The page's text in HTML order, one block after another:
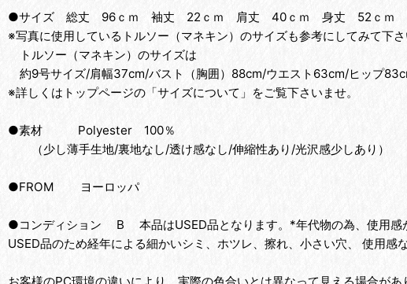
●サイズ 総丈 96ｃｍ 袖丈 22ｃｍ 肩丈 40ｃｍ 身丈 52ｃｍ
※写真に使用しているトルソー（マネキン）のサイズも参考にしてみて下さ
トルソー（マネキン）のサイズは
約9号サイズ/肩幅37cm/バスト（胸囲）88cm/ウエスト63cm/ヒップ
※詳しくはトップページの「サイズについて」をご覧下さいませ。
●素材 Polyester 100％
（少し薄手生地/裏地なし/透け感なし/伸縮性あり/光沢感少しあり）
●FROM ヨーロッパ
●コンディション B 本品はUSED品となります。*年代物の為、使用感
USED品のため経年による細かいシミ、ホツレ、擦れ、小さい穴、 使用感